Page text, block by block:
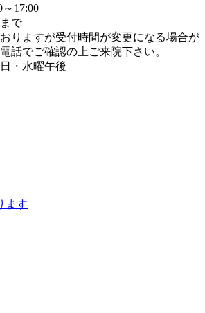
17:00
で
りますが受付時間が変更になる場合が
話でご確認の上ご来院下さい。
・水曜午後